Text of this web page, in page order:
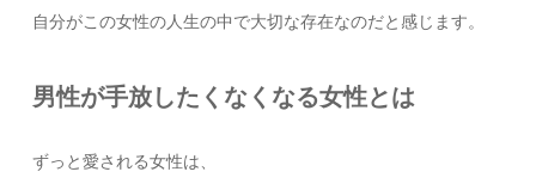
自分がこの女性の人生の中で大切な存在なのだと感じます。
男性が手放したくなくなる女性とは
ずっと愛される女性は、